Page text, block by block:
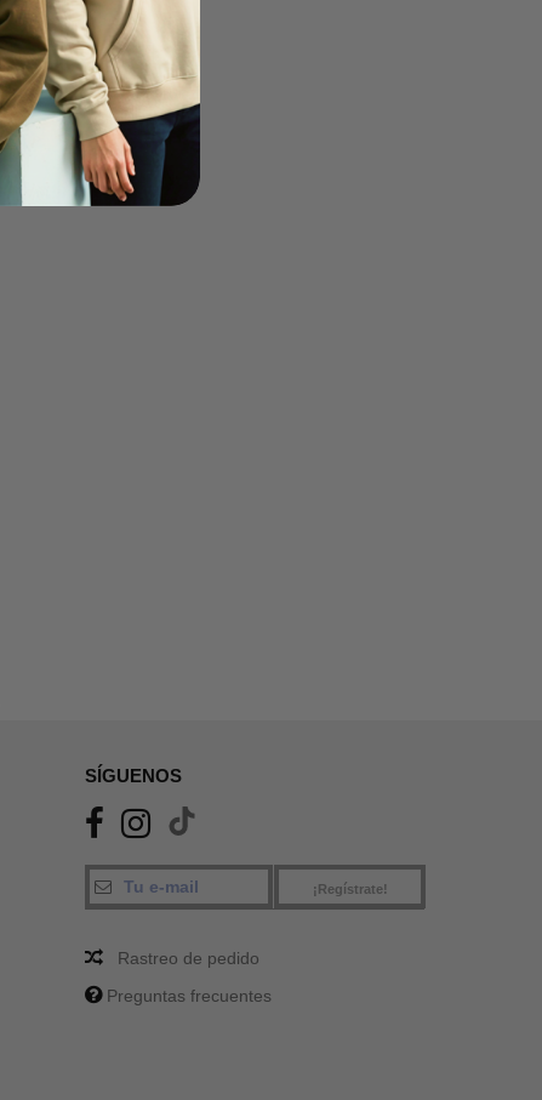
SÍGUENOS
¡Regístrate!
Rastreo de pedido
Preguntas frecuentes